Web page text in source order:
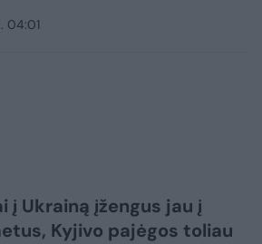
04:01
į Ukrainą įžengus jau į
Kyjivo pajėgos toliau